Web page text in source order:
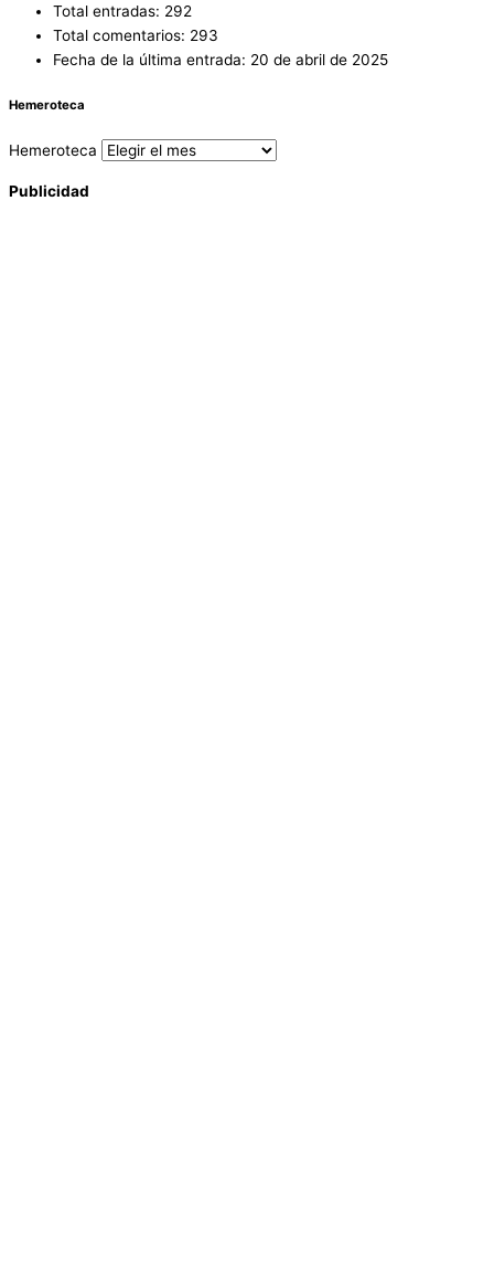
Total entradas: 292
Total comentarios: 293
Fecha de la última entrada: 20 de abril de 2025
Hemeroteca
Hemeroteca
Publicidad